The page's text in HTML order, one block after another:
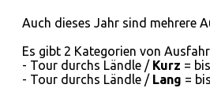
Auch dieses Jahr sind mehrere
Es gibt 2 Kategorien von
- Tour durchs Ländle / Kurz =
- Tour durchs Ländle / Lang =